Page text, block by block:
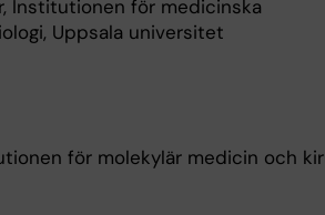
Institutionen för medicinska
Uppsala universitet
för molekylär medicin och